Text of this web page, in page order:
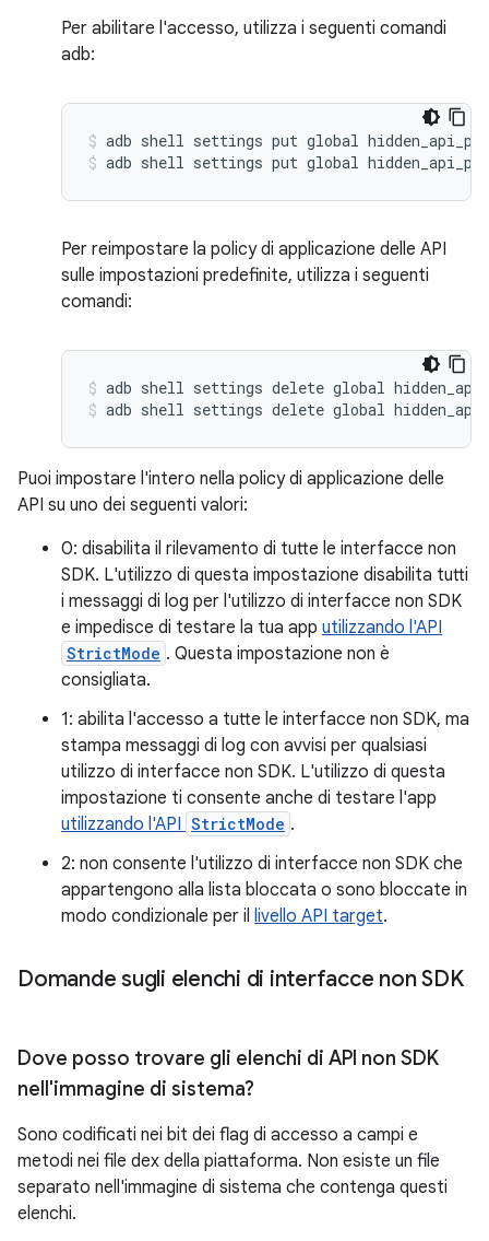
Per abilitare l'accesso, utilizza i seguenti comandi
adb:
adb shell settings put global
adb shell settings put global
Per reimpostare la policy di applicazione delle API
sulle impostazioni predefinite, utilizza i seguenti
comandi:
adb shell settings delete global
adb shell settings delete global
Puoi impostare l'intero nella policy di applicazione delle
API su uno dei seguenti valori:
0: disabilita il rilevamento di tutte le interfacce non
SDK. L'utilizzo di questa impostazione disabilita tutti
i messaggi di log per l'utilizzo di interfacce non SDK
e impedisce di testare la tua app utilizzando l'API
StrictMode . Questa impostazione non è
consigliata.
1: abilita l'accesso a tutte le interfacce non SDK, ma
stampa messaggi di log con avvisi per qualsiasi
utilizzo di interfacce non SDK. L'utilizzo di questa
impostazione ti consente anche di testare l'app
utilizzando l'API StrictMode .
2: non consente l'utilizzo di interfacce non SDK che
appartengono alla lista bloccata o sono bloccate in
modo condizionale per il livello API target.
Domande sugli elenchi di interfacce non SDK
Dove posso trovare gli elenchi di API non SDK
nell'immagine di sistema?
Sono codificati nei bit dei flag di accesso a campi e
metodi nei file dex della piattaforma. Non esiste un file
separato nell'immagine di sistema che contenga questi
elenchi.